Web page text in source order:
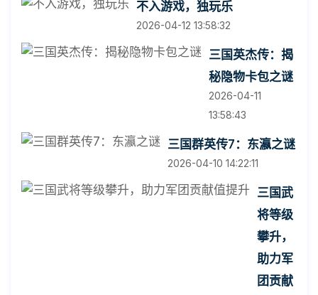
不入游戏，独玩乐
2026-04-12 13:58:32
三国英杰传：揭
秘隐物卡包之谜
2026-04-11
13:58:43
三国群英传7：东瀛之谜
2026-04-10 14:22:11
三国武
将等级
攀升，
助力军
团贡献